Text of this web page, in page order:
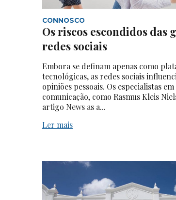
CONNOSCO
Os riscos escondidos das
redes sociais
Embora se definam apenas como
tecnológicas, as redes sociais
opiniões pessoais. Os especialistas em
comunicação, como Rasmus Kleis
artigo News as a...
Ler mais